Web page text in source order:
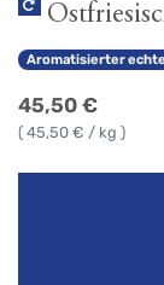
Aromatisierter
45,50 €
( 45,50 € / kg )